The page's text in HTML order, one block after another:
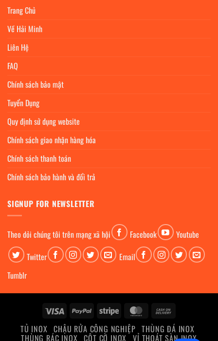
Trang Chủ
Về Hải Minh
Liên Hệ
FAQ
Chính sách bảo mật
Tuyển Dụng
Quy định sử dụng website
Chính sách giao nhận hàng hóa
Chính sách thanh toán
Chính sách bảo hành và đổi trả
SIGNUP FOR NEWSLETTER
Theo dỏi chúng tôi trên mạng xã hội Facebook
Youtube
Twitter
Email
Tumblr
Visa PayPal Stripe MasterCard
Delivery
TỦ INOX CHẬU RỬA CÔNG NGHIỆP THÙNG ĐÁ INOX
THÙNG RÁC INOX CỘT CỜ INOX VỈ THOÁT SÀN INOX